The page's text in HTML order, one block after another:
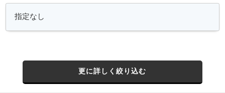
更に詳しく絞り込む